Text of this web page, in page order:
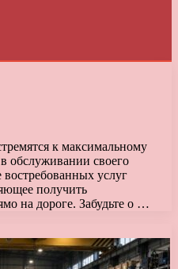
к максимальному
обслуживании своего
услуг
получить
на дороге. Забудьте о …